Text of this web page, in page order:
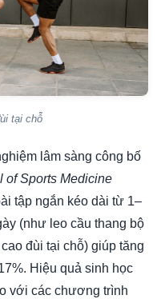
tại chỗ
lâm sàng công bố
of Sports Medicine
tập ngắn kéo dài từ 1–
(như leo cầu thang bộ
đùi tại chỗ) giúp tăng
Hiệu quả sinh học
với các chương trình